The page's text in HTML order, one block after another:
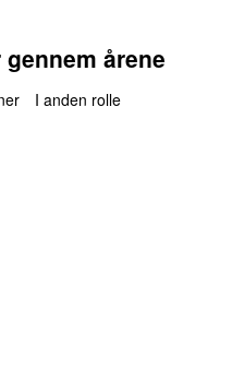
årene
I anden rolle